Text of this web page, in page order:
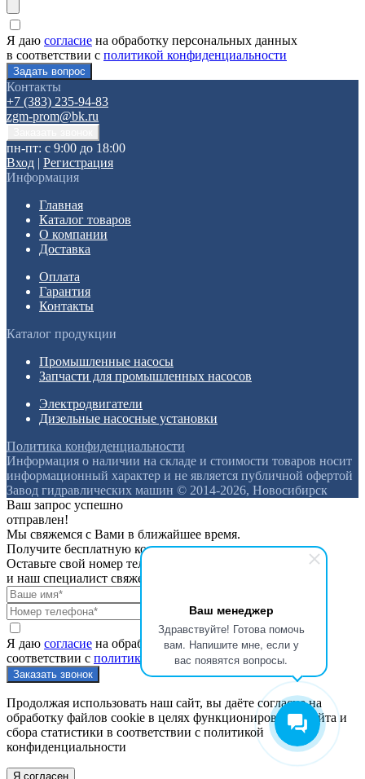
Ваш менеджер
Здравствуйте! Готова помочь
вам. Напишите мне, если у
вас появятся вопросы.
Я даю согласие на обработку персональных данных
в соответствии с политикой конфиденциальности
Контакты
+7 (383) 235-94-83
zgm-prom@bk.ru
пн-пт: с 9:00 до 18:00
Вход | Регистрация
Информация
Главная
Каталог товаров
О компании
Доставка
Оплата
Гарантия
Контакты
Каталог продукции
Промышленные насосы
Запчасти для промышленных насосов
Электродвигатели
Дизельные насосные установки
Политика конфиденциальности
Информация о наличии на складе и стоимости товаров носит
информационный характер и не является публичной офертой
Завод гидравлических машин © 2014-2026, Новосибирск
Ваш запрос успешно
отправлен!
Мы свяжемся с Вами в ближайшее время.
Получите бесплатную консультацию
Оставьте свой номер телефона
и наш специалист свяжется с вами
Я даю согласие на обработку персональных данных в
соответствии с политикой конфиденциальности
Продолжая использовать наш сайт, вы даёте согласие на
обработку файлов cookie в целях функционирования сайта и
сбора статистики в соответствии с политикой
конфиденциальности
Я согласен